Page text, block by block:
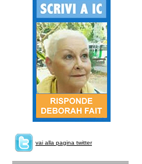
vai alla pagina twitter